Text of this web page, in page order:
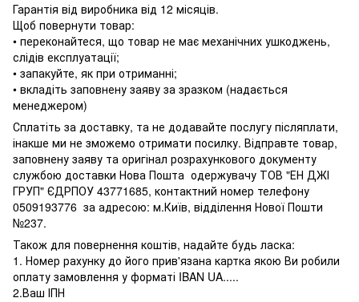
Гарантія від виробника від 12 місяців.
Щоб повернути товар:
• переконайтеся, що товар не має механічних ушкоджень,
слідів експлуатації;
• запакуйте, як при отриманні;
• вкладіть заповнену заяву за зразком (надається
менеджером)
Сплатіть за доставку, та не додавайте послугу післяплати,
інакше ми не зможемо отримати посилку. Відправте товар,
заповнену заяву та оригінал розрахункового документу
службою доставки Нова Пошта одержувачу ТОВ "ЕН ДЖІ
ГРУП" ЄДРПОУ 43771685, контактний номер телефону
0509193776 за адресою: м.Київ, відділення Нової Пошти
№237.
Також для повернення коштів, надайте будь ласка:
1. Номер рахунку до його прив'язана картка якою Ви робили
оплату замовлення у форматі IBAN UA.....
2.Ваш ІПН